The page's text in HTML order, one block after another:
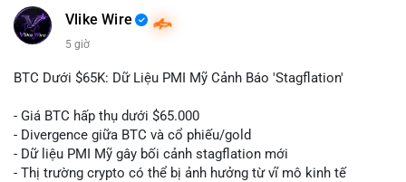
#vlikevn #titanbot
📰 Nguồn: Cointelegraph
Vlike Wire
5 giờ
BTC Dưới $65K: Dữ Liệu PMI Mỹ Cảnh Báo 'Stagflation'
- Giá BTC hấp thụ dưới $65.000
- Divergence giữa BTC và cổ phiếu/gold
- Dữ liệu PMI Mỹ gây bối cảnh stagflation mới
- Thị trường crypto có thể bị ảnh hưởng từ vĩ mô kinh tế